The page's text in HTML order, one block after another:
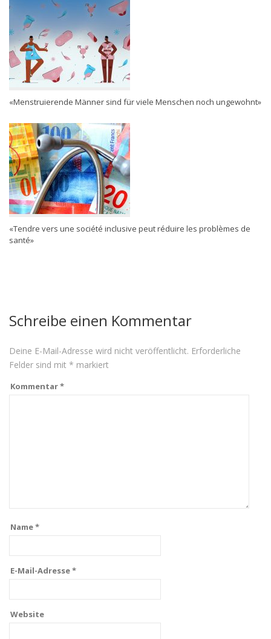
«Menstruierende Männer sind für viele Menschen noch ungewohnt»
«Tendre vers une société inclusive peut réduire les problèmes de
santé»
Schreibe einen Kommentar
Deine E-Mail-Adresse wird nicht veröffentlicht. Erforderliche
Felder sind mit * markiert
Kommentar*
Name*
E-Mail-Adresse*
Website